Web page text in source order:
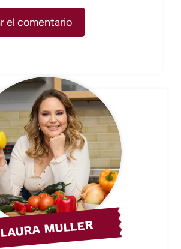
LAURA MULLER